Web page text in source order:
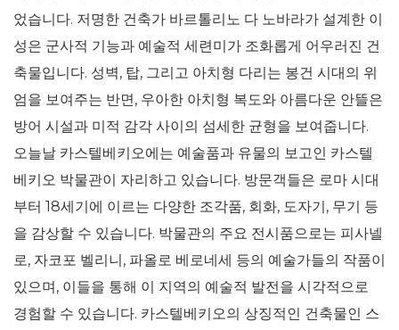
었습니다. 저명한 건축가 바르톨리노 다 노바라가 설계한 이
성은 군사적 기능과 예술적 세련미가 조화롭게 어우러진 건
축물입니다. 성벽, 탑, 그리고 아치형 다리는 봉건 시대의 위
엄을 보여주는 반면, 우아한 아치형 복도와 아름다운 안뜰은
방어 시설과 미적 감각 사이의 섬세한 균형을 보여줍니다.
오늘날 카스텔베키오에는 예술품과 유물의 보고인 카스텔
베키오 박물관이 자리하고 있습니다. 방문객들은 로마 시대
부터 18세기에 이르는 다양한 조각품, 회화, 도자기, 무기 등
을 감상할 수 있습니다. 박물관의 주요 전시품으로는 피사넬
로, 자코포 벨리니, 파올로 베로네세 등의 예술가들의 작품이
있으며, 이들을 통해 이 지역의 예술적 발전을 시각적으로
경험할 수 있습니다. 카스텔베키오의 상징적인 건축물인 스